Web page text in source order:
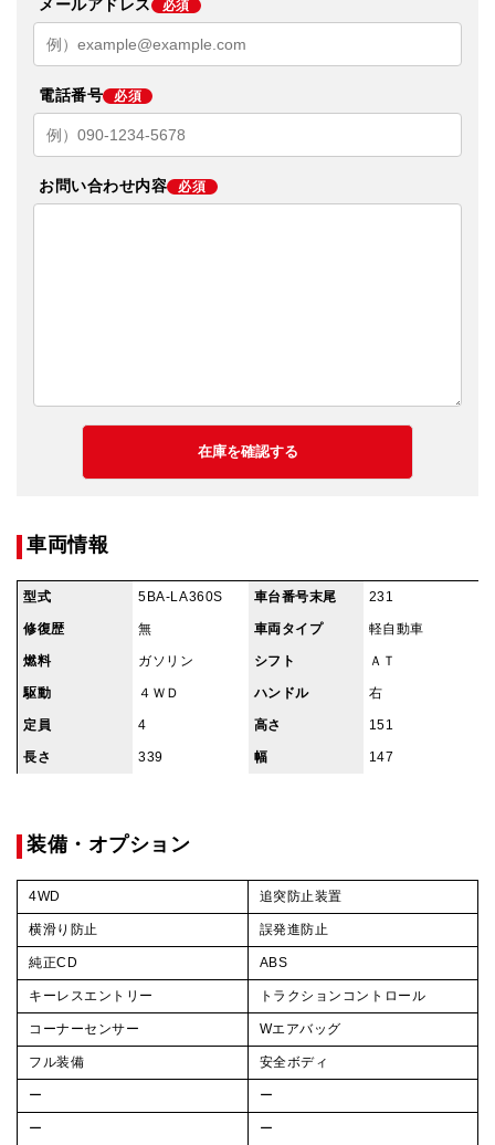
メールアドレス 必須
電話番号 必須
お問い合わせ内容 必須
車両情報
型式 5BA-LA360S 車台番号末尾 231
修復歴 無 車両タイプ 軽自動車
燃料 ガソリン シフト ＡＴ
駆動 ４ＷＤ ハンドル 右
定員 4 高さ 151
長さ 339 幅 147
装備・オプション
4WD 追突防止装置
横滑り防止 誤発進防止
純正CD ABS
キーレスエントリー トラクションコントロール
コーナーセンサー Wエアバッグ
フル装備 安全ボディ
ー ー
ー ー